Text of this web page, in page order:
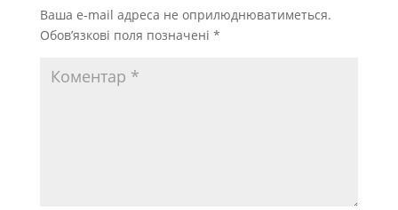
Ваша e-mail адреса не оприлюднюватиметься.
Обов’язкові поля позначені *